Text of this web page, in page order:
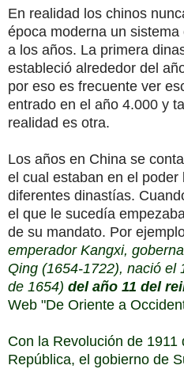
En realidad los chinos
época moderna un
a los años. La primera
estableció alrededor del
por eso es frecuente ver
entrado en el año 4.000 y
realidad es otra.
Los años en China se
el cual estaban en el
diferentes dinastías.
el que le sucedía
de su mandato. Por
emperador Kangxi,
Qing (1654-1722), nació el
de 1654) del año 11 del
Web "De Oriente a
Con la Revolución de 1911
República, el gobierno de